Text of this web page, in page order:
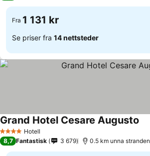
Fra 1 131 kr
Se priser fra 14 nettsteder
4 StjernerHotell
Grand Hotel Cesare Augusto
8,7 Fantastisk 3 679 0.5 km unna stranden